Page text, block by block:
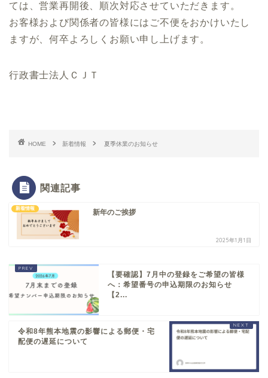
ては、営業再開後、順次対応させていただきます。
お客様および関係者の皆様にはご不便をおかけいたし
ますが、何卒よろしくお願い申し上げます。
行政書士法人ＣＪＴ
HOME 新着情報 夏季休業のお知らせ
関連記事
新着情報 新年のご挨拶
2025年1月1日
【要確認】7月中の登録をご希望の皆様
へ：希望番号の申込期限のお知らせ
【2...
令和8年熊本地震の影響による郵便・宅
配便の遅延について